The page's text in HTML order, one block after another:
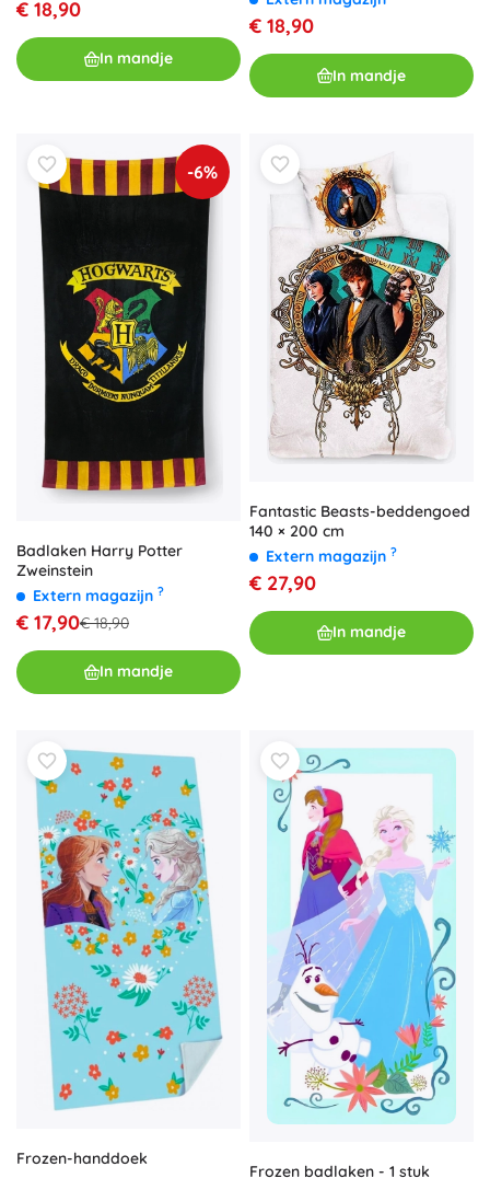
€ 18,90
In mandje
€ 18,90
In mandje
-6%
Badlaken Harry Potter
Zweinstein
Extern magazijn ?
€ 17,90€ 18,90
In mandje
Fantastic Beasts-beddengoed
140 × 200 cm
Extern magazijn ?
€ 27,90
In mandje
Frozen-handdoek
Frozen badlaken - 1 stuk